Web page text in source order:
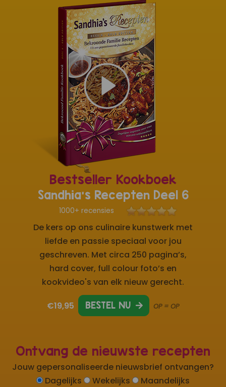
Ontvang de nieuwste recepten
Jouw gepersonaliseerde nieuwsbrief ontvangen?
Dagelijks
Wekelijks Maandelijks
Bestseller Kookboek
Sandhia's Recepten Deel 6
1000+ recensies
De kers op ons culinaire kunstwerk met
liefde en passie speciaal voor jou
geschreven. Met circa 250 pagina’s,
hard cover, full colour foto’s en
kookvideo's van elk nieuw gerecht.
€19,95 BESTEL NU OP = OP